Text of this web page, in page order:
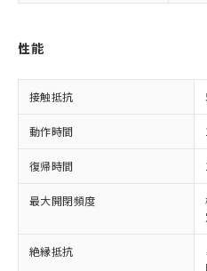
性能
接触抵抗
動作時間
復帰時間
最大開閉頻度
絶縁抵抗
以下の条件をお読みい
本サービスは、
商品の当社在庫
(税抜)を提供さ
当社制御機器事
本サービスの対
ことをご了承く
非含有に非対応の商品
定はありません。
調査・確認中：EU
非含有の対応状況を調
非該当品：ライセンス
害物質有無と関係の
仕入先様の事情によ
いたものが、含有品と
※1 中国RoHS○×
「○」：最大均質材料
基準値以下であるこ
「×」：最大均質材
基準値を超えているこ
当社は、これら